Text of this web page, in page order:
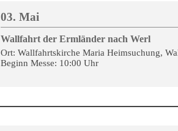
03. Mai
Wallfahrt der Ermländer nach Werl
Ort: Wallfahrtskirche Maria Heimsuchung,
Beginn Messe: 10:00 Uhr